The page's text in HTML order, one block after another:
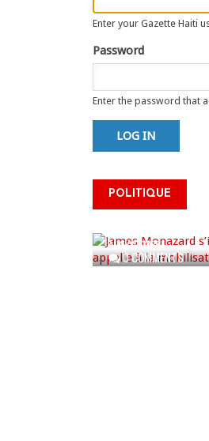
Enter your Gazette Haiti
Password
Enter the password that
POLITIQUE
0 COMMENTS
James
comme
AUG 07, 2026